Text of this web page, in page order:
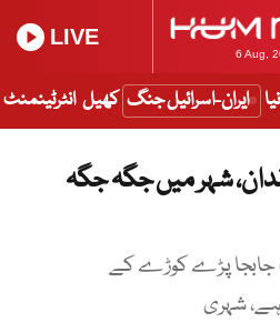
6 Aug,
LIVE
ایران-اسرائیل جنگ کھیل انٹرٹینمنٹ
شہر میں جگہ جگہ
پڑے کوڑے کے
شہری